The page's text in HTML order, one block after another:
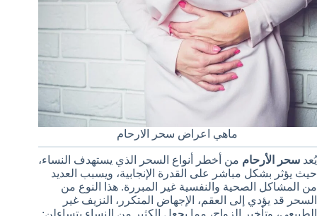
ماهي اعراض سحر الارحام
يُعد سحر الأرحام من أخطر أنواع السحر الذي يستهدف النساء،
حيث يؤثر بشكل مباشر على القدرة الإنجابية، ويسبب العديد
من المشاكل الصحية والنفسية غير المبررة. هذا النوع من
السحر قد يؤدي إلى العقم، الإجهاض المتكرر، النزيف غير